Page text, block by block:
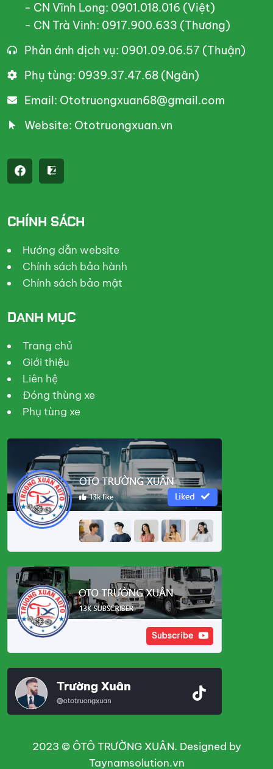
- CN Vĩnh Long: 0901.018.016 (Việt)
- CN Trà Vinh: 0917.900.633 (Thương)
Phản ánh dịch vụ: 0901.09.06.57 (Thuận)
Phụ tùng: 0939.37.47.68 (Ngân)
Email: Ototruongxuan68@gmail.com
Website: Ototruongxuan.vn
CHÍNH SÁCH
Hướng dẫn website
Chính sách bảo hành
Chính sách bảo mật
DANH MỤC
Trang chủ
Giới thiệu
Liên hệ
Đóng thùng xe
Phụ tùng xe
2023 © ÔTÔ TRƯỜNG XUÂN. Designed by
Taynamsolution.vn